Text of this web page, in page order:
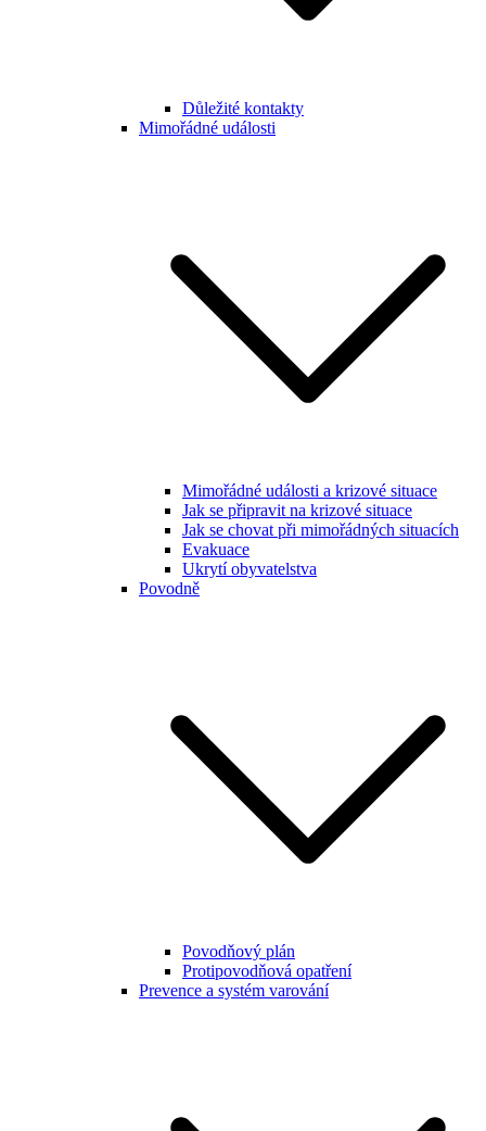
Důležité kontakty
Mimořádné události
Mimořádné události a krizové situace
Jak se připravit na krizové situace
Jak se chovat při mimořádných situacích
Evakuace
Ukrytí obyvatelstva
Povodně
Povodňový plán
Protipovodňová opatření
Prevence a systém varování